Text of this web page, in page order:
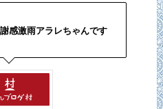
感激雨アラレちゃんです